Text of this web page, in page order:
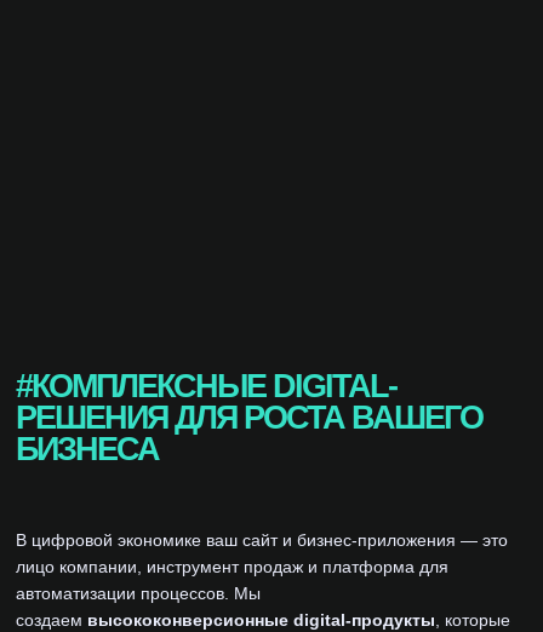
#КОМПЛЕКСНЫЕ DIGITAL-
РЕШЕНИЯ ДЛЯ РОСТА ВАШЕГО
БИЗНЕСА
В цифровой экономике ваш сайт и бизнес-приложения — это
лицо компании, инструмент продаж и платформа для
автоматизации процессов. Мы
создаем высококонверсионные digital-продукты , которые